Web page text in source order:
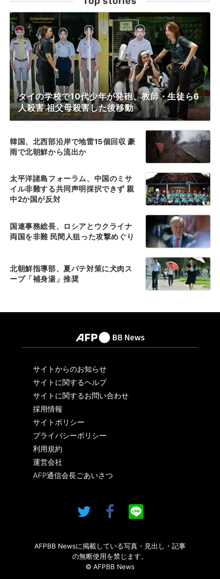
タイの学校で10代少年が発砲、教師・生徒ら6
人殺害 祖父母殺害した後移動
韓国、北西部沿岸で地雷15個回収 豪
雨で北朝鮮から流出か
太平洋諸島フォーラム、中国のミサ
イル非難する共同声明採択できず 親
中2か国が反対
国連事務総長、ロシアとウクライナ
両国を非難 民間人狙った攻撃めぐり
北朝鮮指導部、夏バテ対策に犬肉ス
ープ「補身湯」推奨
サイトからのお知らせ
サイトに関するヘルプ
サイトに関するお問い合わせ
採用情報
サイトポリシー
プライバシーポリシー
利用規約
運営会社
AFP通信会長ごあいさつ
AFPBB Newsに掲載している写真・見出し・記事
の無断使用を禁じます。
© AFPBB News